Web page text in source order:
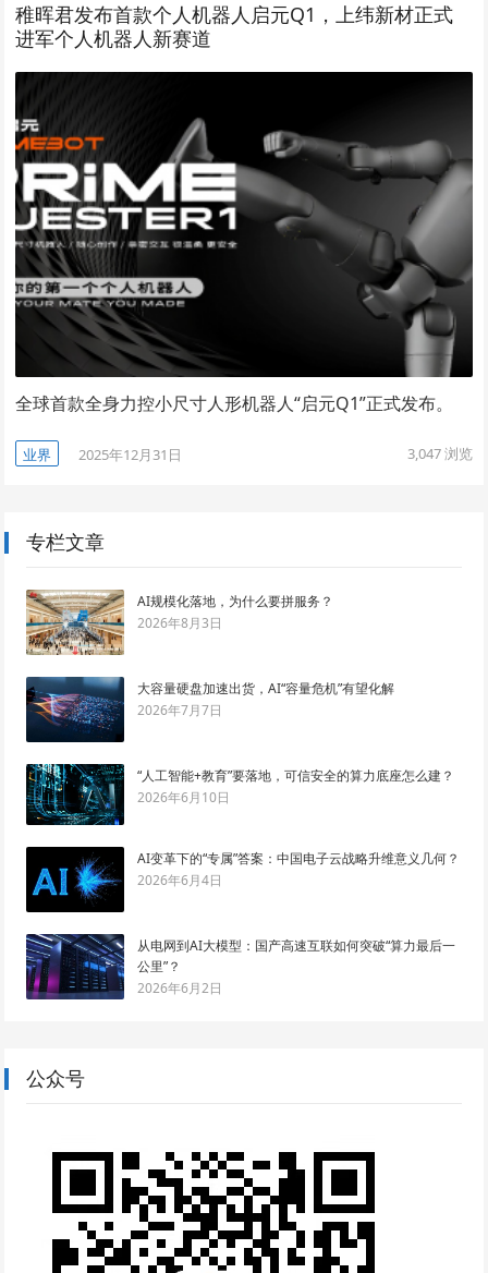
稚晖君发布首款个人机器人启元Q1，上纬新材正式
进军个人机器人新赛道
全球首款全身力控小尺寸人形机器人“启元Q1”正式发布。
业界 2025年12月31日 3,047浏览
专栏文章
AI规模化落地，为什么要拼服务？
2026年8月3日
大容量硬盘加速出货，AI“容量危机”有望化解
2026年7月7日
“人工智能+教育”要落地，可信安全的算力底座怎么建？
2026年6月10日
AI变革下的“专属”答案：中国电子云战略升维意义几何？
2026年6月4日
从电网到AI大模型：国产高速互联如何突破“算力最后一
公里”？
2026年6月2日
公众号